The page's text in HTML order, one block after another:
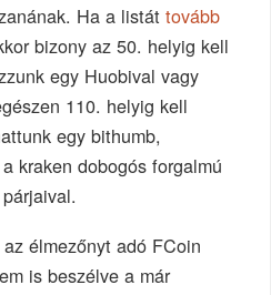
Ha a listáttovább
bizony az 50. helyig kell
egy Huobival vagy
110. helyig kell
egy bithumb,
kraken dobogós forgalmú
élmezőnyt adó FCoin
is beszélve a már